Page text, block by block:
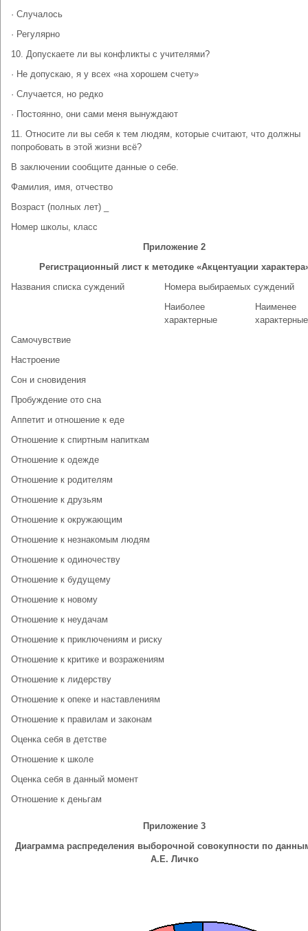
· Случалось
· Регулярно
10. Допускаете ли вы конфликты с учителями?
· Не допускаю, я у всех «на хорошем счету»
· Случается, но редко
· Постоянно, они сами меня вынуждают
11. Относите ли вы себя к тем людям, которые считают, что должны
попробовать в этой жизни всё?
В заключении сообщите данные о себе.
Фамилия, имя, отчество
Возраст (полных лет) _
Номер школы, класс
Приложение 2
Регистрационный лист к методике «Акцентуации
Названия списка суждений
Номера выбираемых суждений
Наиболее
характерные
Наименее
характерные
Самочувствие
Настроение
Сон и сновидения
Пробуждение ото сна
Аппетит и отношение к еде
Отношение к спиртным напиткам
Отношение к одежде
Отношение к родителям
Отношение к друзьям
Отношение к окружающим
Отношение к незнакомым людям
Отношение к одиночеству
Отношение к будущему
Отношение к новому
Отношение к неудачам
Отношение к приключениям и риску
Отношение к критике и возражениям
Отношение к лидерству
Отношение к опеке и наставлениям
Отношение к правилам и законам
Оценка себя в детстве
Отношение к школе
Оценка себя в данный момент
Отношение к деньгам
Приложение 3
Диаграмма распределения выборочной совокупности по
А.Е. Личко